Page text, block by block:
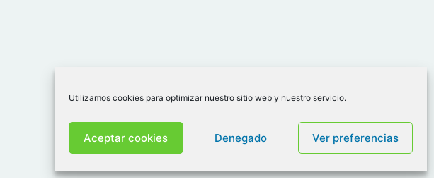
Utilizamos cookies para optimizar nuestro sitio web y nuestro servicio.
Aceptar cookies Denegado Ver preferencias